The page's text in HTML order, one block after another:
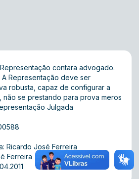
contara advogado.
Representação deve ser
robusta, capaz de configurar a
se prestando para prova meros
Julgada
Ricardo José Ferreira
Ferreira